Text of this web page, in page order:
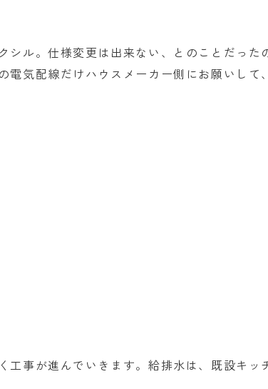
ル。仕様変更は出来ない、とのことだっ
電気配線だけハウスメーカー側にお願いして
事が進んでいきます。給排水は、既設キッ